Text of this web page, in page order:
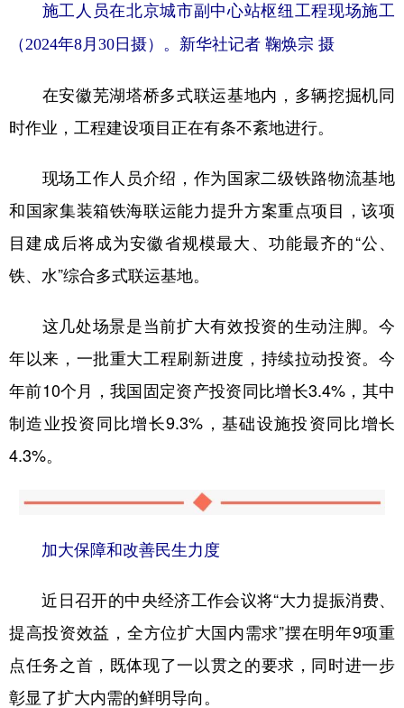
施工人员在北京城市副中心站枢纽工程现场施工
（2024年8月30日摄）。新华社记者 鞠焕宗 摄
在安徽芜湖塔桥多式联运基地内，多辆挖掘机同
时作业，工程建设项目正在有条不紊地进行。
现场工作人员介绍，作为国家二级铁路物流基地
和国家集装箱铁海联运能力提升方案重点项目，该项
目建成后将成为安徽省规模最大、功能最齐的“公、
铁、水”综合多式联运基地。
这几处场景是当前扩大有效投资的生动注脚。今
年以来，一批重大工程刷新进度，持续拉动投资。今
年前10个月，我国固定资产投资同比增长3.4%，其中
制造业投资同比增长9.3%，基础设施投资同比增长
4.3%。
加大保障和改善民生力度
近日召开的中央经济工作会议将“大力提振消费、
提高投资效益，全方位扩大国内需求”摆在明年9项重
点任务之首，既体现了一以贯之的要求，同时进一步
彰显了扩大内需的鲜明导向。